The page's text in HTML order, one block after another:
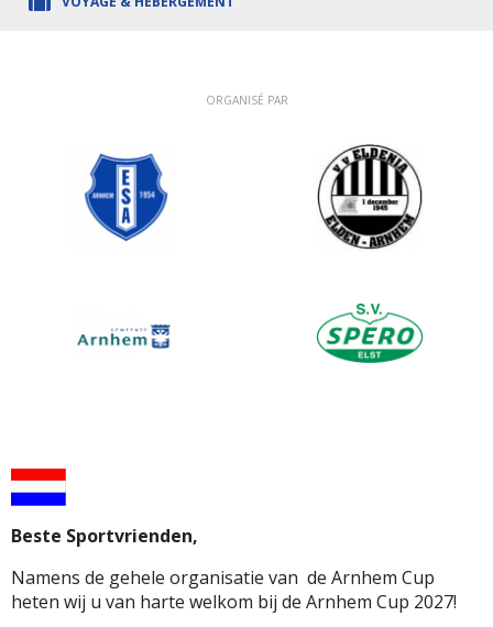
ORGANISÉ PAR
Beste Sportvrienden,
Namens de gehele organisatie van de Arnhem Cup
heten wij u van harte welkom bij de Arnhem Cup 2027!